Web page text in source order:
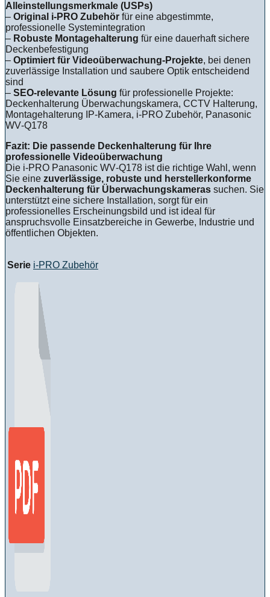
Alleinstellungsmerkmale (USPs)
– Original i‑PRO Zubehör für eine abgestimmte,
professionelle Systemintegration
– Robuste Montagehalterung für eine dauerhaft sichere
Deckenbefestigung
– Optimiert für Videoüberwachung-Projekte, bei denen
zuverlässige Installation und saubere Optik entscheidend
sind
– SEO-relevante Lösung für professionelle Projekte:
Deckenhalterung Überwachungskamera, CCTV Halterung,
Montagehalterung IP-Kamera, i‑PRO Zubehör, Panasonic
WV‑Q178
Fazit: Die passende Deckenhalterung für Ihre
professionelle Videoüberwachung
Die i‑PRO Panasonic WV‑Q178 ist die richtige Wahl, wenn
Sie eine zuverlässige, robuste und herstellerkonforme
Deckenhalterung für Überwachungskameras suchen. Sie
unterstützt eine sichere Installation, sorgt für ein
professionelles Erscheinungsbild und ist ideal für
anspruchsvolle Einsatzbereiche in Gewerbe, Industrie und
öffentlichen Objekten.
Serie i-PRO Zubehör